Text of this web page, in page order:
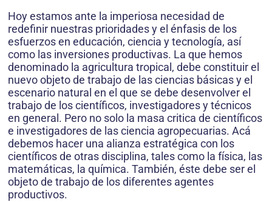
Hoy estamos ante la imperiosa necesidad de
redefinir nuestras prioridades y el énfasis de los
esfuerzos en educación, ciencia y tecnología, así
como las inversiones productivas. La que hemos
denominado la agricultura tropical, debe constituir el
nuevo objeto de trabajo de las ciencias básicas y el
escenario natural en el que se debe desenvolver el
trabajo de los científicos, investigadores y técnicos
en general. Pero no solo la masa critica de científicos
e investigadores de las ciencia agropecuarias. Acá
debemos hacer una alianza estratégica con los
científicos de otras disciplina, tales como la física, las
matemáticas, la química. También, éste debe ser el
objeto de trabajo de los diferentes agentes
productivos.